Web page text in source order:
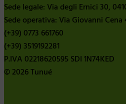
Sede legale: Via degli Ernici 30,
Sede operativa: Via Giovanni
(+39) 0773 661760
(+39) 3519192281
P.IVA 02218620595 SDI 1N74KED
© 2026 Tunué